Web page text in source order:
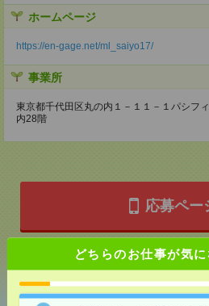
どちらのお仕事が気
ホームページ
https://en-gage.net/ml_saiyo17/
事業所
東京都千代田区丸の内１－１１－１パシフ
内28階
応募ペー
気にな